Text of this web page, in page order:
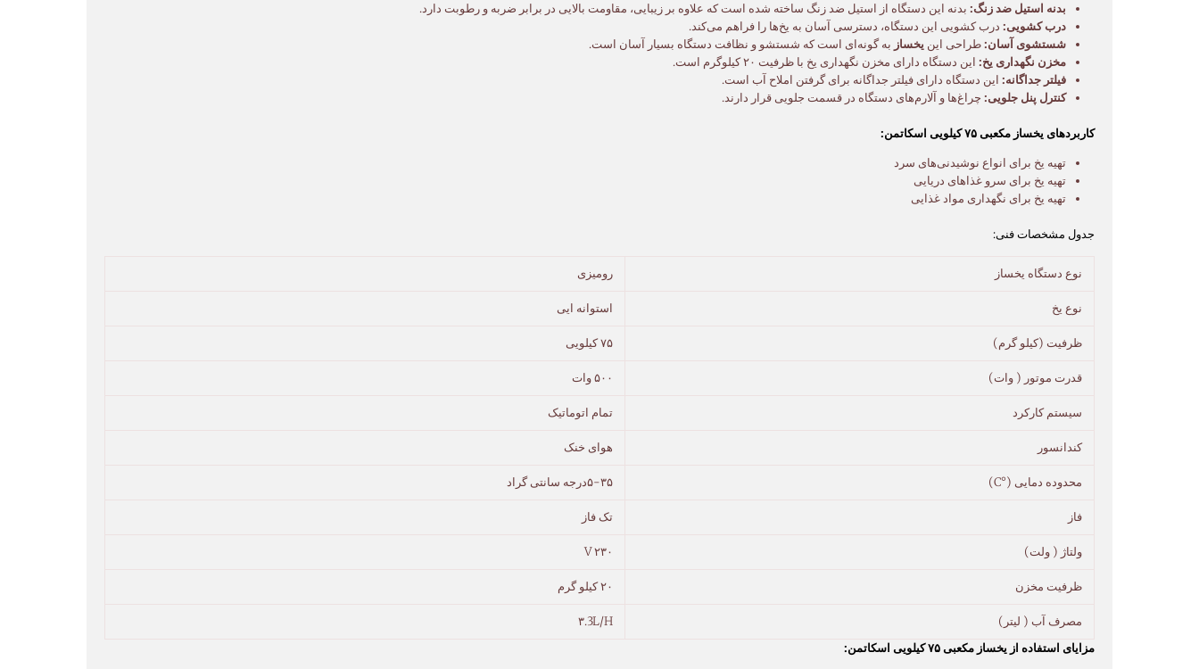
بدنه استیل ضد زنگ: بدنه این دستگاه از استیل ضد زنگ ساخته شده است که علاوه بر زیبایی، مقاومت بالایی در برابر ضربه و رطوبت دارد.
درب کشویی: درب کشویی این دستگاه، دسترسی آسان به یخ‌ها را فراهم می‌کند.
شستشوی آسان:طراحی این یخساز به گونه‌ای است که شستشو و نظافت دستگاه بسیار آسان است.
مخزن نگهداری یخ: این دستگاه دارای مخزن نگهداری یخ با ظرفیت ۲۰ کیلوگرم است.
فیلتر جداگانه: این دستگاه دارای فیلتر جداگانه برای گرفتن املاح آب است.
کنترل پنل جلویی: چراغ‌ها و آلارم‌های دستگاه در قسمت جلویی قرار دارند.
کاربردهای یخساز مکعبی ۷۵ کیلویی اسکاتمن:
تهیه یخ برای انواع نوشیدنی‌های سرد
تهیه یخ برای سرو غذاهای دریایی
تهیه یخ برای نگهداری مواد غذایی
جدول مشخصات فنی:
نوع دستگاه یخساز رومیزی
نوع یخ استوانه ایی
ظرفیت (کیلو گرم) ۷۵ کیلویی
قدرت موتور ( وات) ۵۰۰ وات
سیستم کارکرد تمام اتوماتیک
کندانسور هوای خنک
محدوده دمایی (°C) ۵-۳۵درجه سانتی گراد
فاز تک فاز
ولتاژ ( ولت) ۲۳۰ V
ظرفیت مخزن ۲۰ کیلو گرم
مصرف آب ( لیتر)
۳.3L/H
مزایای استفاده از یخساز مکعبی ۷۵ کیلویی اسکاتمن: